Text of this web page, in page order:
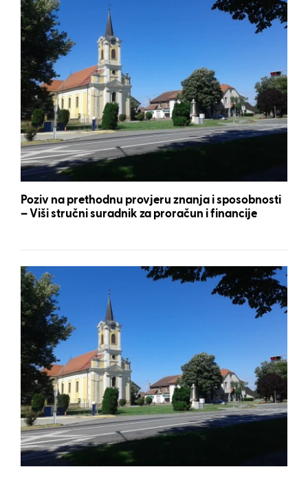
Poziv na prethodnu provjeru znanja i sposobnosti
– Viši stručni suradnik za proračun i financije